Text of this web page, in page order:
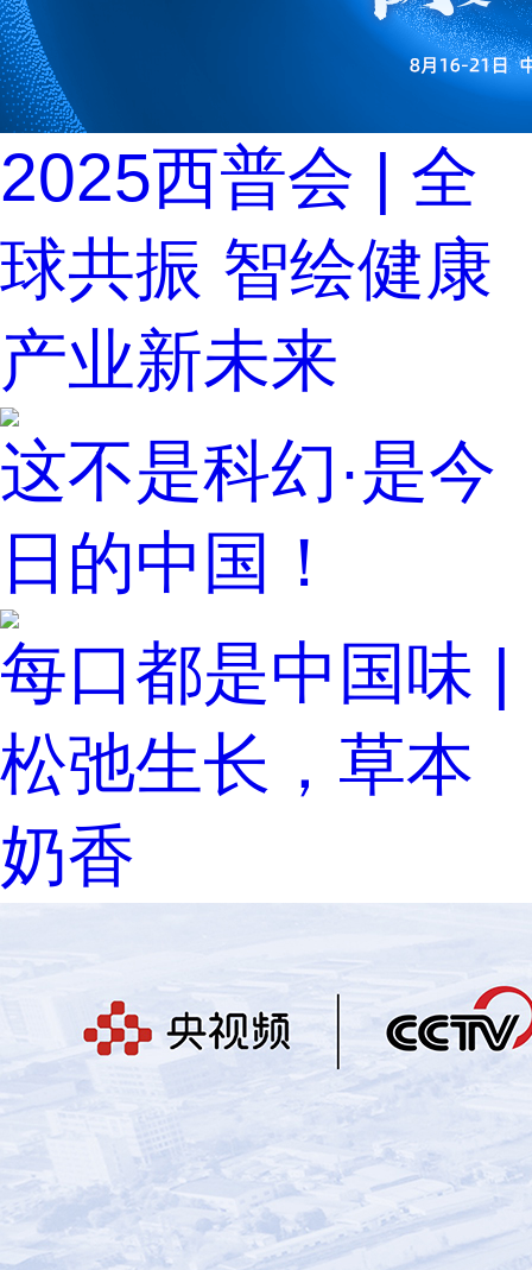
2025西普会 | 全
球共振 智绘健康
产业新未来
这不是科幻·是今
日的中国！
每口都是中国味 |
松弛生长，草本
奶香